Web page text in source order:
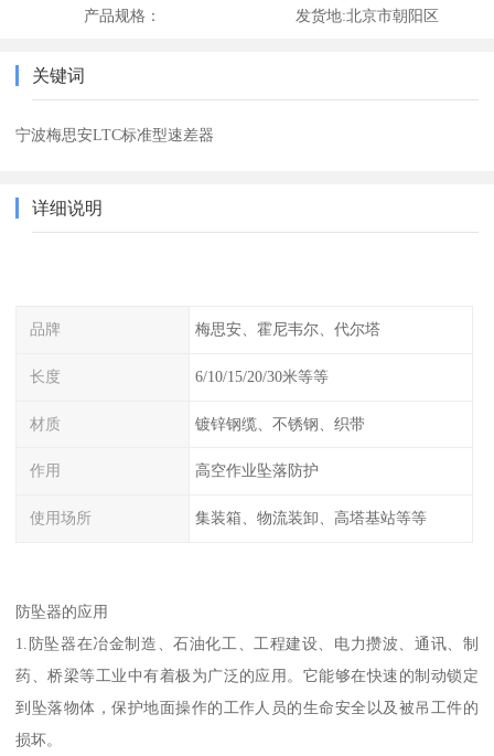
产品规格： 发货地:北京市朝阳区
关键词
宁波梅思安LTC标准型速差器
详细说明
品牌 梅思安、霍尼韦尔、代尔塔
长度 6/10/15/20/30米等等
材质 镀锌钢缆、不锈钢、织带
作用 高空作业坠落防护
使用场所 集装箱、物流装卸、高塔基站等等
防坠器的应用
1.防坠器在冶金制造、石油化工、工程建设、电力攒波、通讯、制
药、桥梁等工业中有着极为广泛的应用。它能够在快速的制动锁定
到坠落物体，保护地面操作的工作人员的生命安全以及被吊工件的
损坏。